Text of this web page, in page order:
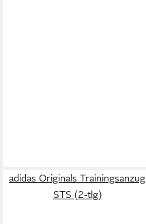
adidas Originals Trainingsanzug
STS (2-tlg)